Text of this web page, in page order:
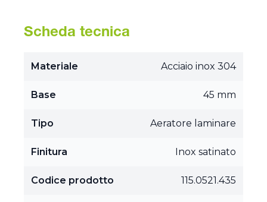
Scheda tecnica
Materiale Acciaio inox 304
Base 45 mm
Tipo Aeratore laminare
Finitura Inox satinato
Codice prodotto 115.0521.435